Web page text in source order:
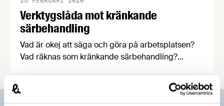
Verktygslåda mot kränkande
särbehandling
Vad är okej att säga och göra på arbetsplatsen?
Vad räknas som kränkande särbehandling?
och praktiska tips för att skapa en arbetsmiljö fri
från kränkningar. Ett av verktygen är Inkludo, ett